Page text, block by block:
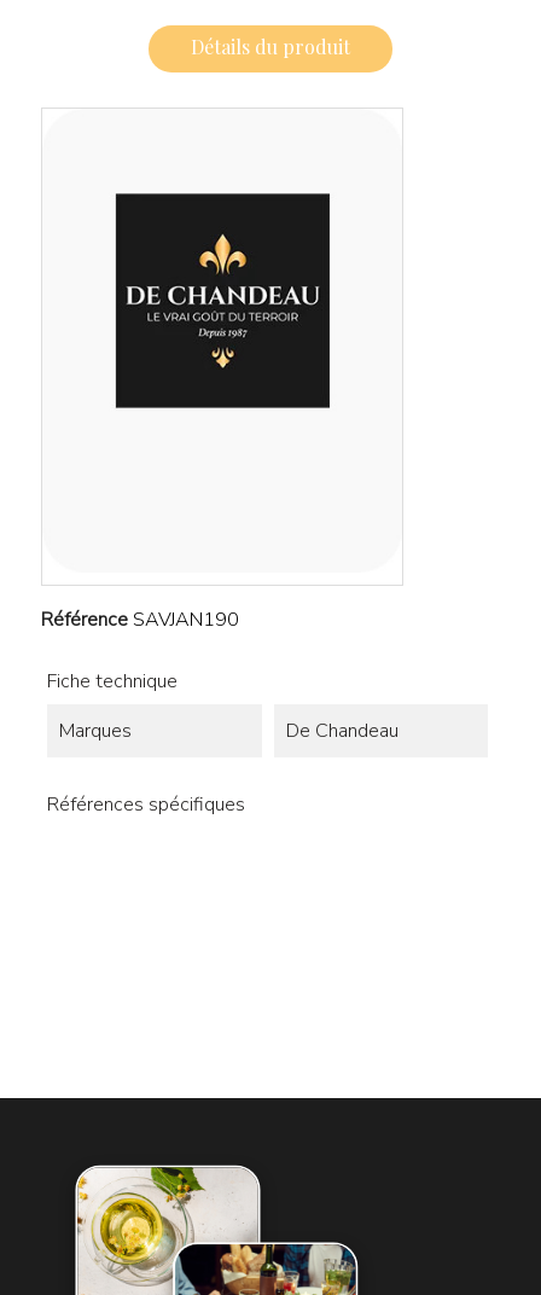
Détails du produit
Référence SAVJAN190
Fiche technique
Marques
De Chandeau
Références spécifiques